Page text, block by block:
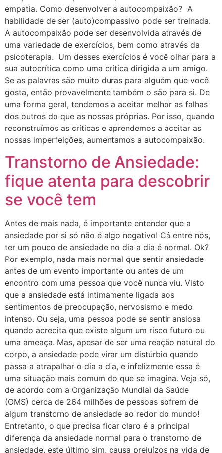
empatia. Como desenvolver a autocompaixão? A
habilidade de ser (auto)compassivo pode ser treinada.
A autocompaixão pode ser desenvolvida através de
uma variedade de exercícios, bem como através da
psicoterapia. Um desses exercícios é você olhar para a
sua autocrítica como uma crítica dirigida a um amigo.
Se as palavras são muito duras para alguém que você
gosta, então provavelmente também o são para si. De
uma forma geral, tendemos a aceitar melhor as falhas
dos outros do que as nossas próprias. Por isso, quando
reconstruímos as críticas e aprendemos a aceitar as
nossas imperfeições, aumentamos a autocompaixão.
Transtorno de Ansiedade:
fique atenta para descobrir
se você tem
Antes de mais nada, é importante entender que a
ansiedade por si só não é algo negativo! Cá entre nós,
ter um pouco de ansiedade no dia a dia é normal. Ok?
Por exemplo, nada mais normal que sentir ansiedade
antes de um evento importante ou antes de um
encontro com uma pessoa que você nunca viu. Visto
que a ansiedade está intimamente ligada aos
sentimentos de preocupação, nervosismo e medo
intenso. Ou seja, uma pessoa pode se sentir ansiosa
quando acredita que existe algum um risco futuro ou
uma ameaça. Mas, apesar de ser uma reação natural do
corpo, a ansiedade pode virar um distúrbio quando
passa a atrapalhar o dia a dia, e infelizmente essa é
uma situação mais comum do que se imagina. Veja só,
de acordo com a Organização Mundial da Saúde
(OMS) cerca de 264 milhões de pessoas sofrem de
algum transtorno de ansiedade ao redor do mundo!
Entretanto, o que precisa ficar claro é a principal
diferença da ansiedade normal para o transtorno de
ansiedade, este último sim, causa prejuízos na vida de